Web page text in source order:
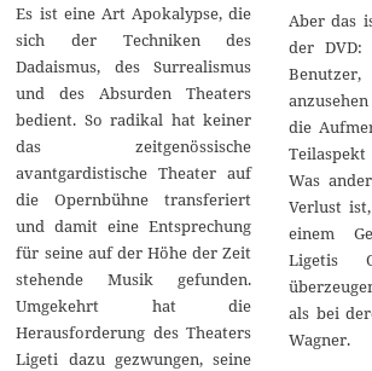
Es ist eine Art Apokalypse, die
sich der Techniken des
Dadaismus, des Surrealismus
und des Absurden Theaters
bedient. So radikal hat keiner
das zeitgenössische
avantgardistische Theater auf
die Opernbühne transferiert
und damit eine Entsprechung
für seine auf der Höhe der Zeit
stehende Musik gefunden.
Umgekehrt hat die
Herausforderung des Theaters
Ligeti dazu gezwungen, seine
Aber das
der DVD:
die
Was
Verlust
einem
Ligetis
als bei
Wagner.